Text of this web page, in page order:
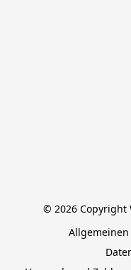
© 2026 Copyright